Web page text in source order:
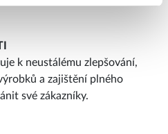
k neustálému zlepšování,
a zajištění plného
své zákazníky.